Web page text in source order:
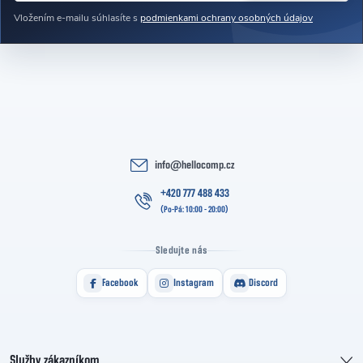
Vložením e-mailu súhlasíte s podmienkami ochrany osobných údajov
info@hellocomp.cz
+420 777 488 433
Sledujte nás
Facebook Instagram Discord
Služby zákazníkom